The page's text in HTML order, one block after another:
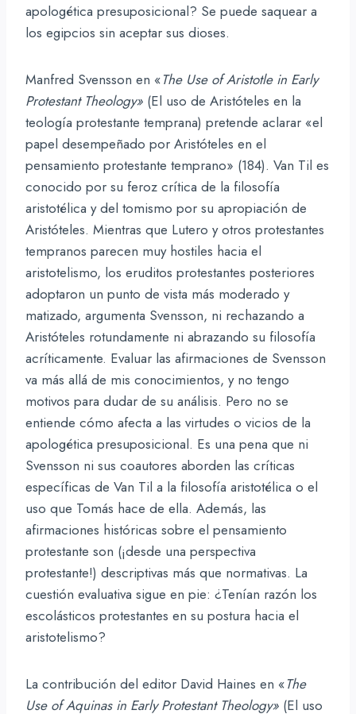
apologética presuposicional? Se puede saquear a
los egipcios sin aceptar sus dioses.
Manfred Svensson en «The Use of Aristotle in Early
Protestant Theology» (El uso de Aristóteles en la
teología protestante temprana) pretende aclarar «el
papel desempeñado por Aristóteles en el
pensamiento protestante temprano» (184). Van Til es
conocido por su feroz crítica de la filosofía
aristotélica y del tomismo por su apropiación de
Aristóteles. Mientras que Lutero y otros protestantes
tempranos parecen muy hostiles hacia el
aristotelismo, los eruditos protestantes posteriores
adoptaron un punto de vista más moderado y
matizado, argumenta Svensson, ni rechazando a
Aristóteles rotundamente ni abrazando su filosofía
acríticamente. Evaluar las afirmaciones de Svensson
va más allá de mis conocimientos, y no tengo
motivos para dudar de su análisis. Pero no se
entiende cómo afecta a las virtudes o vicios de la
apologética presuposicional. Es una pena que ni
Svensson ni sus coautores aborden las críticas
específicas de Van Til a la filosofía aristotélica o el
uso que Tomás hace de ella. Además, las
afirmaciones históricas sobre el pensamiento
protestante son (¡desde una perspectiva
protestante!) descriptivas más que normativas. La
cuestión evaluativa sigue en pie: ¿Tenían razón los
escolásticos protestantes en su postura hacia el
aristotelismo?
La contribución del editor David Haines en «The
Use of Aquinas in Early Protestant Theology» (El uso